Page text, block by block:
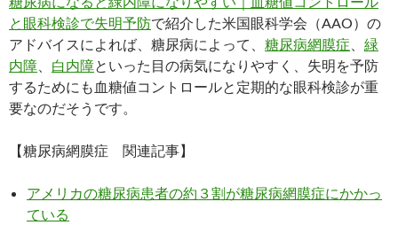
と眼科検診で失明予防で紹介した米国眼科学会（AAO）の
アドバイスによれば、糖尿病によって、 糖尿病網膜症
緑
内障
白内障といった目の病気になりやすく、失明を予防
するためにも血糖値コントロールと定期的な眼科検診が重
要なのだそうです。
【糖尿病網膜症 関連記事】
アメリカの糖尿病患者の約３割が糖尿病網膜症にかかっ
ている